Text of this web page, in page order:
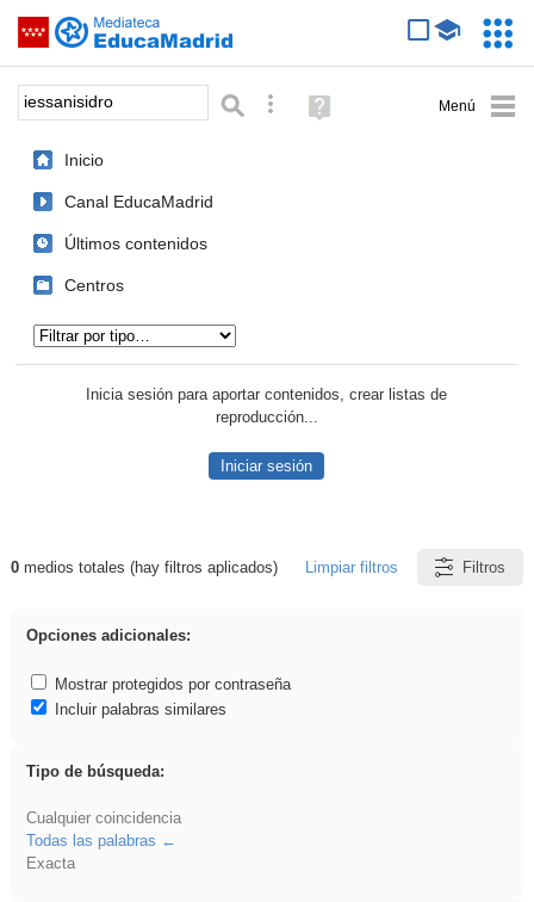
Saltar navegación
Palabra o frase: Búsqueda avanzada
Ayuda
(en
Inicio
Canal EducaMadrid
Últimos contenidos
Centros
Inicia sesión para aportar contenidos, crear listas de
reproducción...
Iniciar sesión
Resultados de: iessanisidro
0medios totales (hay filtros aplicados) Limpiar filtros Filtros
Opciones adicionales:
Mostrar protegidos por contraseña
Incluir palabras similares
Tipo de búsqueda:
Cualquier coincidencia
Todas las palabras
Exacta